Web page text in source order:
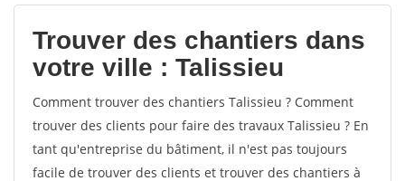
votes
Trouver des chantiers dans
votre ville : Talissieu
Comment trouver des chantiers Talissieu ? Comment
trouver des clients pour faire des travaux Talissieu ? En
tant qu'entreprise du bâtiment, il n'est pas toujours
facile de trouver des clients et trouver des chantiers à